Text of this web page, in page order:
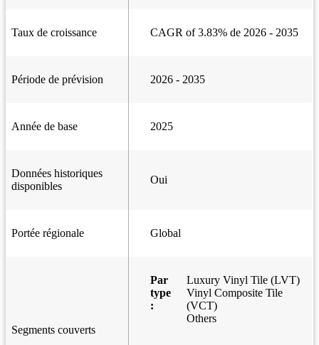
Taux de croissance CAGR of 3.83% de 2026 - 2035
Période de prévision 2026 - 2035
Année de base 2025
Données historiques
disponibles
Oui
Portée régionale Global
Segments couverts
Par
type
:
Luxury Vinyl Tile (LVT)
Vinyl Composite Tile
(VCT)
Others